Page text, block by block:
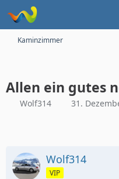
Kaminzimmer
Allen ein gutes
Wolf314 31.
Wolf314
VIP